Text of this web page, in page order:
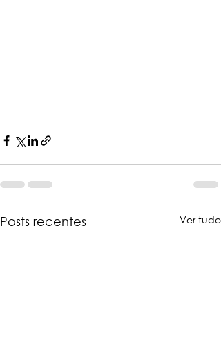
Posts recentes Ver tudo